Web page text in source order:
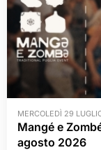
MERCOLEDÌ 29
Mangé e
agosto 2026